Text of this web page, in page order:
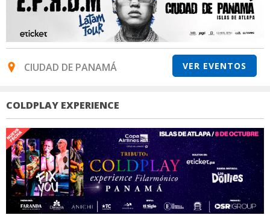
CIUDAD DE PANAMÁ VER EVENTOS
COLDPLAY EXPERIENCE